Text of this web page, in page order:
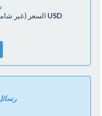
السعر (غير 25.30 USD